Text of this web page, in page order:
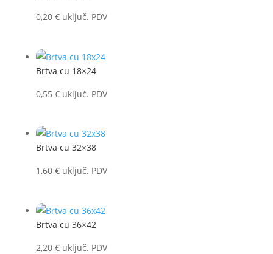
0,20 € uključ. PDV
Brtva cu 18×24
0,55 € uključ. PDV
Brtva cu 32×38
1,60 € uključ. PDV
Brtva cu 36×42
2,20 € uključ. PDV